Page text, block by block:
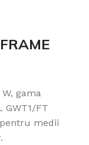
gama
GWT1/FT
medii